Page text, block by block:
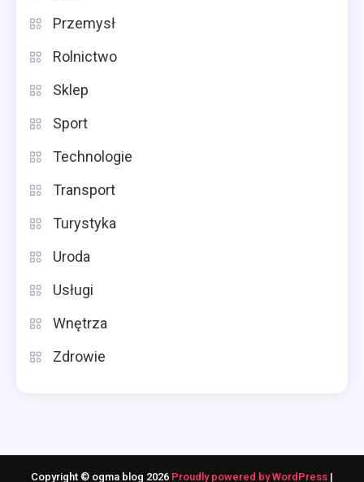
Przemysł
Rolnictwo
Sklep
Sport
Technologie
Transport
Turystyka
Uroda
Usługi
Wnętrza
Zdrowie
Copyright © ogma blog 2026 Proudly powered by WordPress |